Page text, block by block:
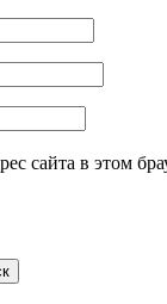
сайта в этом